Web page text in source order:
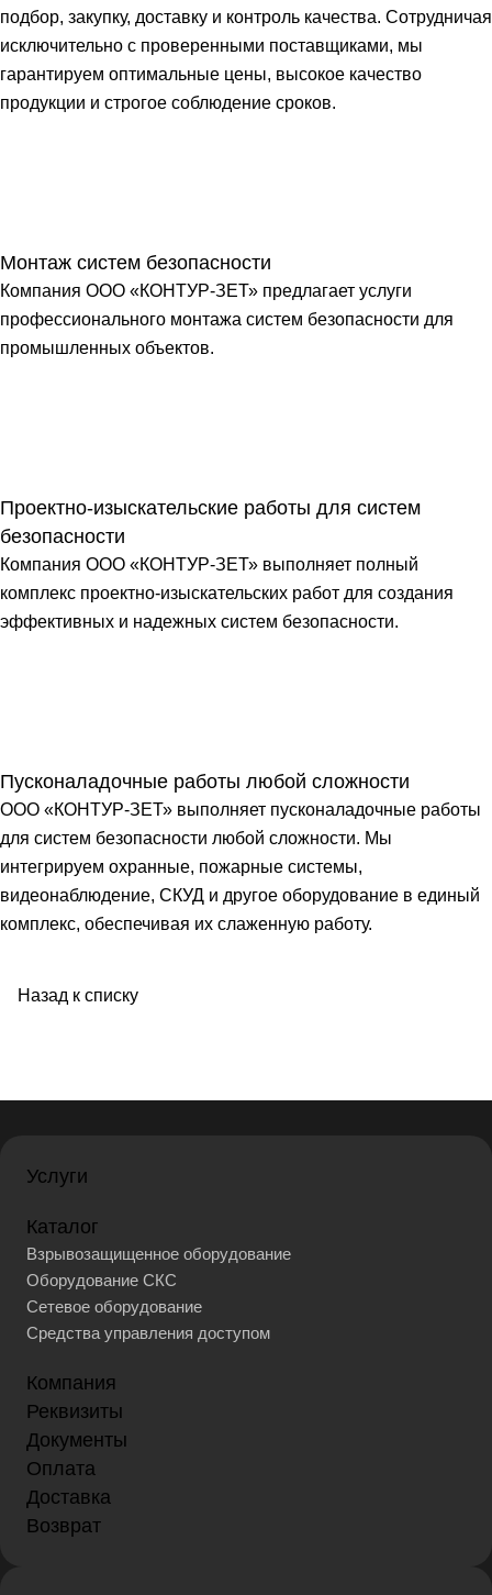
подбор, закупку, доставку и контроль качества. Сотрудничая
исключительно с проверенными поставщиками, мы
гарантируем оптимальные цены, высокое качество
продукции и строгое соблюдение сроков.
Монтаж систем безопасности
Компания ООО «КОНТУР-ЗЕТ» предлагает услуги
профессионального монтажа систем безопасности для
промышленных объектов.
Проектно-изыскательские работы для систем
безопасности
Компания ООО «КОНТУР-ЗЕТ» выполняет полный
комплекс проектно-изыскательских работ для создания
эффективных и надежных систем безопасности.
Пусконаладочные работы любой сложности
ООО «КОНТУР-ЗЕТ» выполняет пусконаладочные работы
для систем безопасности любой сложности. Мы
интегрируем охранные, пожарные системы,
видеонаблюдение, СКУД и другое оборудование в единый
комплекс, обеспечивая их слаженную работу.
Назад к списку
Услуги
Каталог
Взрывозащищенное оборудование
Оборудование СКС
Сетевое оборудование
Средства управления доступом
Компания
Реквизиты
Документы
Оплата
Доставка
Возврат